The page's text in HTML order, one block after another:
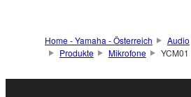
Home - Yamaha - Österreich Audio
Produkte
Mikrofone YCM01